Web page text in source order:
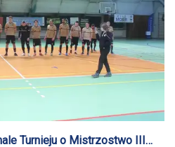
Turnieju o Mistrzostwo III